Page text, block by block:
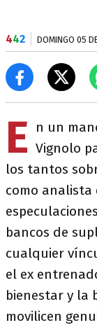
442 DOMINGO 05
E
n un
Vignolo
los tantos
como analista
bancos de
cualquier
el ex
bienestar y la
movilicen